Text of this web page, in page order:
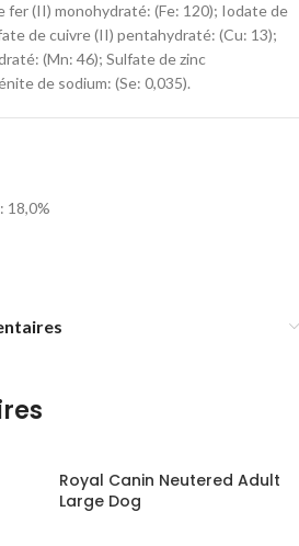
fer (II) monohydraté: (Fe: 120); Iodate de
de cuivre (II) pentahydraté: (Cu: 13);
(Mn: 46); Sulfate de zinc
de sodium: (Se: 0,035).
18,0%
Royal Canin Neutered Adult
Large Dog